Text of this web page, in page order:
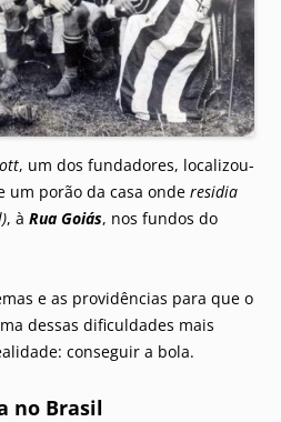
, um dos fundadores, localizou-
um porão da casa onde residia
, à Rua Goiás, nos fundos do
e as providências para que o
dessas dificuldades mais
conseguir a bola.
no Brasil